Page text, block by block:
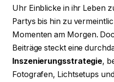
Uhr Einblicke in ihr Leben
Partys bis hin zu
Momenten am Morgen.
Beiträge steckt eine
Inszenierungsstrategie,
Fotografen, Lichtsetups